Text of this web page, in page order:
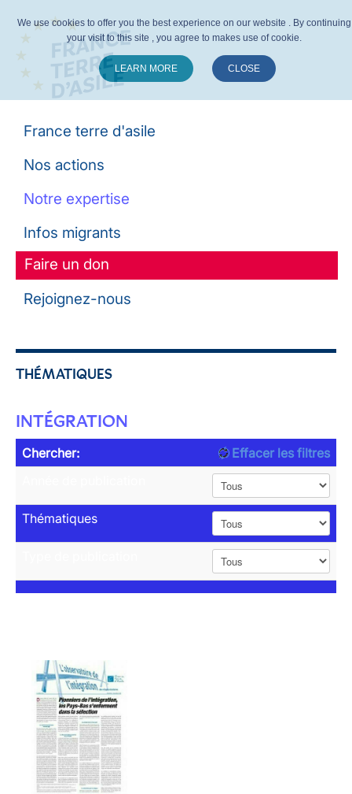
France terre d'asile
Nos actions
Notre expertise
Infos migrants
Faire un don
Rejoignez-nous
THÉMATIQUES
INTÉGRATION
Chercher:
Effacer les filtres
Thématiques
We use cookies to offer you the best experience on our website . By continuing
your visit to this site , you agree to makes use of cookie.
LEARN MORE CLOSE